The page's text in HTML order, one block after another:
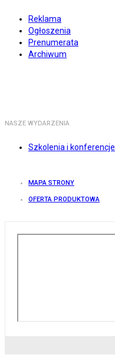
Reklama
Ogłoszenia
Prenumerata
Archiwum
NASZE WYDARZENIA
Szkolenia i konferencje
MAPA STRONY
OFERTA PRODUKTOWA